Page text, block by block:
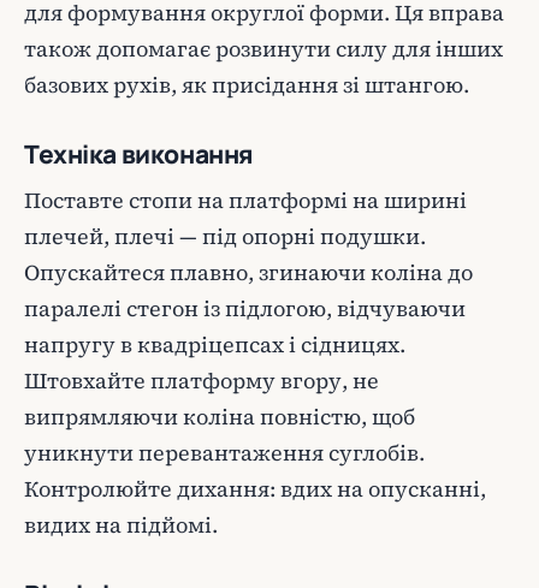
для формування округлої форми. Ця вправа
також допомагає розвинути силу для інших
базових рухів, як присідання зі штангою.
Техніка виконання
Поставте стопи на платформі на ширині
плечей, плечі — під опорні подушки.
Опускайтеся плавно, згинаючи коліна до
паралелі стегон із підлогою, відчуваючи
напругу в квадріцепсах і сідницях.
Штовхайте платформу вгору, не
випрямляючи коліна повністю, щоб
уникнути перевантаження суглобів.
Контролюйте дихання: вдих на опусканні,
видих на підйомі.